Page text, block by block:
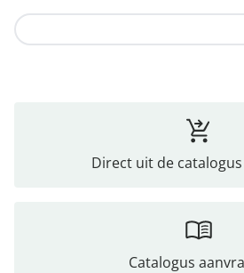
Direct uit de
Catalogus